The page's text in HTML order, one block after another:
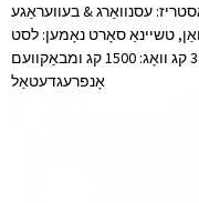
עסנוואַרג & בעוועראַגע
טשיינאַ סאָרט נאָמען: לסט
אָנפרעגדעטאַל